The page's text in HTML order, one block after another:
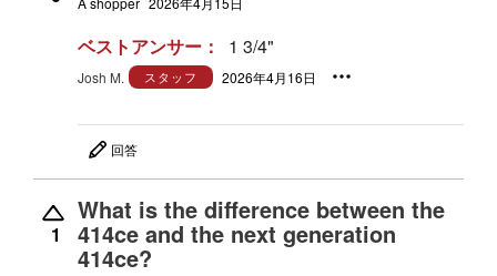
ベストアンサー： 1 3/4"
Josh M. スタッフ 2026年4月16日
回答
1
What is the difference between the
414ce and the next generation
414ce?